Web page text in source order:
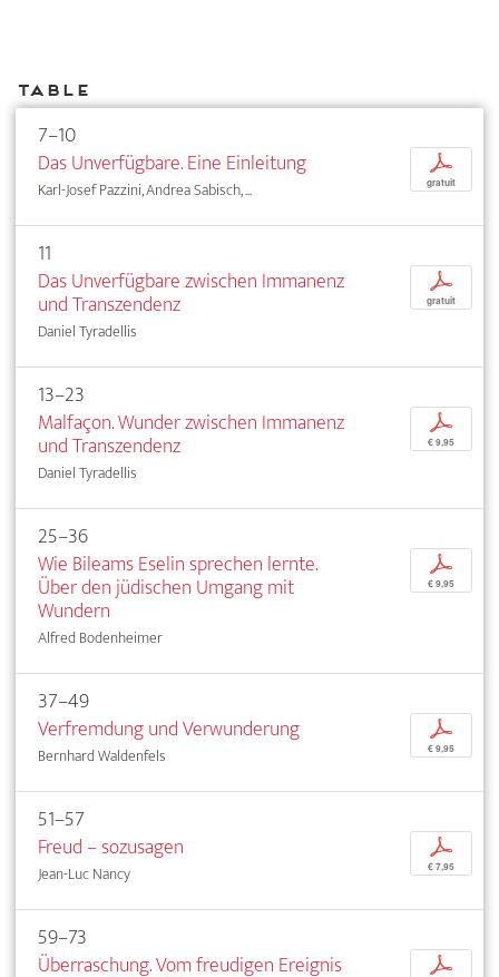
Table
7–10
Das Unverfügbare. Eine Einleitung
Karl-Josef Pazzini, Andrea Sabisch, ...
p
gratuit
11
Das Unverfügbare zwischen Immanenz
und Transzendenz
Daniel Tyradellis
p
gratuit
13–23
Malfaçon. Wunder zwischen Immanenz
und Transzendenz
Daniel Tyradellis
p
€ 9,95
25–36
Wie Bileams Eselin sprechen lernte.
Über den jüdischen Umgang mit
Wundern
Alfred Bodenheimer
p
€ 9,95
37–49
Verfremdung und Verwunderung
Bernhard Waldenfels
p
€ 9,95
51–57
Freud – sozusagen
Jean-Luc Nancy
p
€ 7,95
59–73
Überraschung. Vom freudigen Ereignis
p